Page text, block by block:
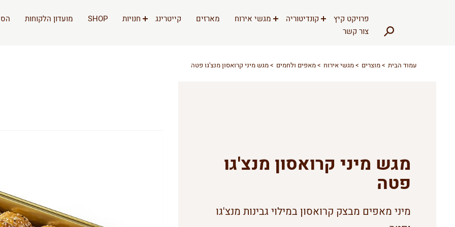
פרויקט קיץ קונדיטוריה מגשי אירוח מארזים קייטרינג חנויות SHOP מועדון הלקוחות
צור קשר
עמוד הבית מוצרים מגשי אירוח מאפים ולחמים מגש מיני קרואסון מנצ'גו פטה
מגש מיני קרואסון מנצ'גו
פטה
מיני מאפים מבצק קרואסון במילוי גבינות מנצ'גו